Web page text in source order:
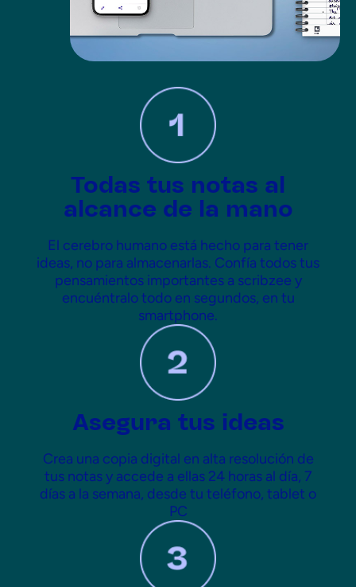
Todas tus notas al
alcance de la mano
El cerebro humano está hecho para tener
ideas, no para almacenarlas. Confía todos tus
pensamientos importantes a scribzee y
encuéntralo todo en segundos, en tu
smartphone.
Asegura tus ideas
Crea una copia digital en alta resolución de
tus notas y accede a ellas 24 horas al día, 7
días a la semana, desde tu teléfono, tablet o
PC